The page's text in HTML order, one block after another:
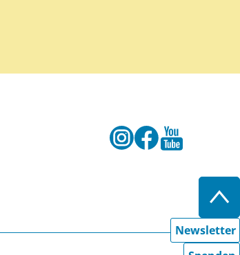
Newsletter
InstagramFacebook